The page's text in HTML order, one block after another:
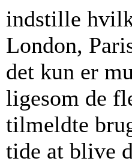
indstille
London,
det kun er
ligesom de
tilmeldte
tide at blive